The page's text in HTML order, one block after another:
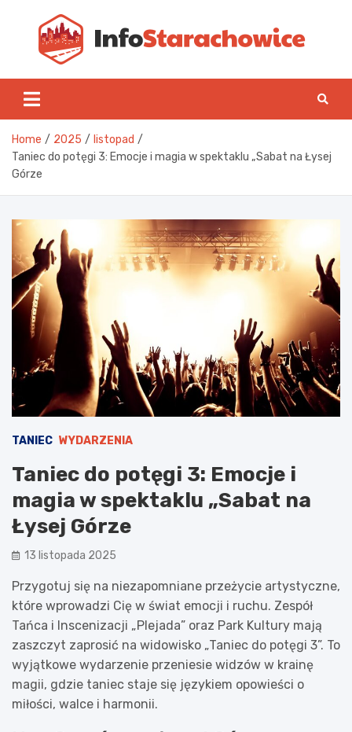
content
Home 2025
listopad
Taniec do potęgi 3: Emocje i magia w spektaklu „Sabat na Łysej
Górze
TANIEC WYDARZENIA
Taniec do potęgi 3: Emocje i
magia w spektaklu „Sabat na
Łysej Górze
13 listopada 2025
Przygotuj się na niezapomniane przeżycie artystyczne,
które wprowadzi Cię w świat emocji i ruchu. Zespół
Tańca i Inscenizacji „Plejada” oraz Park Kultury mają
zaszczyt zaprosić na widowisko „Taniec do potęgi 3”. To
wyjątkowe wydarzenie przeniesie widzów w krainę
magii, gdzie taniec staje się językiem opowieści o
miłości, walce i harmonii.